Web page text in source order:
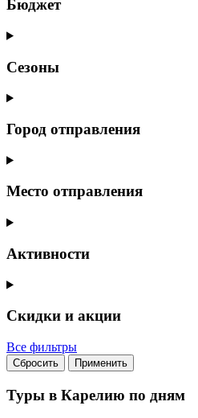
Бюджет
Сезоны
Город отправления
Место отправления
Активности
Скидки и акции
Все фильтры
Сбросить Применить
Туры в Карелию по дням